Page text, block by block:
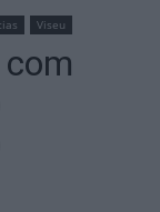
Viseu